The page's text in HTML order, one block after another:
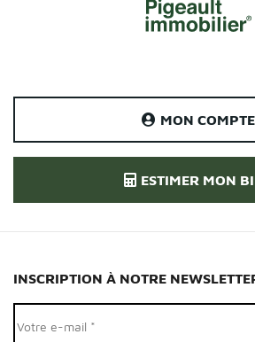
MON COMPTE
ESTIMER MON
INSCRIPTION À NOTRE